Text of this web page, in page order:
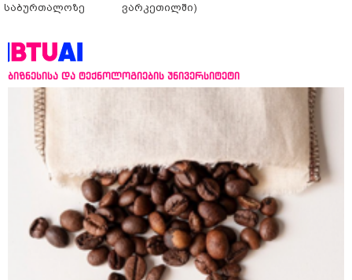
საბურთალოზე
ვარკეთილში)
ბიზნესისა და ტექნოლოგიების უნივერსიტეტი